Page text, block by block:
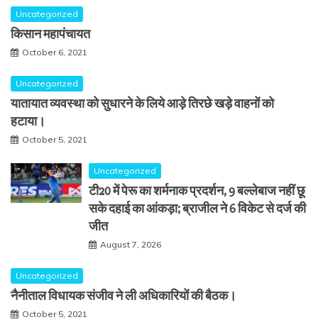
Uncategorized
किसान महापंचायत
October 6, 2021
Uncategorized
यातायात व्यवस्था को सुधारने के लिये आड़े तिरछे खड़े वाहनों को
हटाया।
October 5, 2021
Uncategorized
टी20 में पेरू का शर्मनाक प्रदर्शन, 9 बल्लेबाज नहीं छू
सके दहाई का आंकड़ा; ब्राजील ने 6 विकेट से दर्ज की
जीत
August 7, 2026
Uncategorized
नैनीताल विधायक संजीव ने ली अधिकारियों की बैठक।
October 5, 2021